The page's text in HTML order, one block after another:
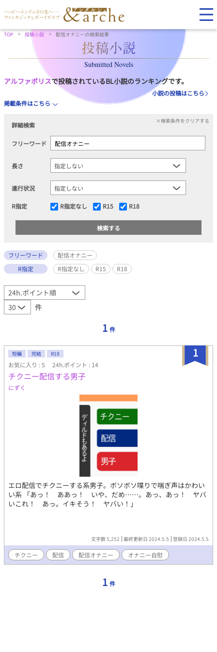
TOP 投稿小説 配信オナニーの検索結果
Submitted Novels
アルファポリスで投稿されているBL小説のランキングです。
小説の投稿はこちら
掲載条件はこちら
詳細検索
×検索条件をクリアする
フリーワード
長さ
進行状況
R指定 R指定なし R15 R18
フリーワード
配信オナニー
R指定
R指定なし R15 R18
件
1 件
1
短編 完結 R18
お気に入り : 5 24h.ポイント : 14
チクニー配信する男子
にずく
エロ配信でチクニーする系男子。ボソボソ喋りで喘ぎ声はかわい
い系 「あっ！ ああっ！ いや、だめ……。あっ、あっ！ ヤバ
いこれ！ あっ。イキそう！ ヤバい！」
文字数 5,252 最終更新日 2024.5.5 登録日 2024.5.5
チクニー 配信 配信オナニー オナニー自慰
1 件